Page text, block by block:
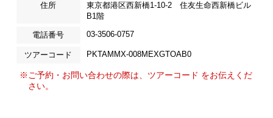
住所
東京都港区西新橋1-10-2 住友生命西新橋ビル
B1階
電話番号 03-3506-0757
ツアーコード PKTAMMX-008MEXGTOAB0
※ご予約・お問い合わせの際は、ツアーコード をお伝えくだ
さい。